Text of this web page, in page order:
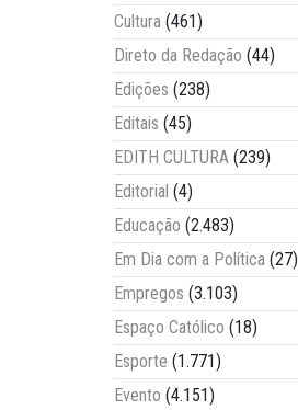
Cultura (461)
Direto da Redação (44)
Edições (238)
Editais (45)
EDITH CULTURA (239)
Editorial (4)
Educação (2.483)
Em Dia com a Política (27)
Empregos (3.103)
Espaço Católico (18)
Esporte (1.771)
Evento (4.151)